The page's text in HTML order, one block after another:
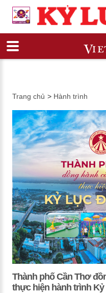
Trang chủ > Hành trình
Thành phố Cần Thơ
thực hiện hành trình